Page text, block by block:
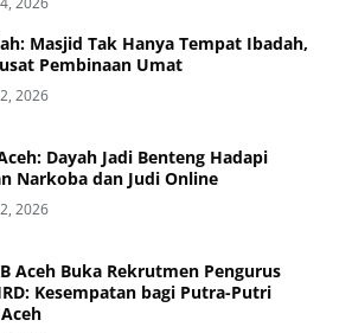
Masjid Tak Hanya Tempat Ibadah,
Pembinaan Umat
2026
Dayah Jadi Benteng Hadapi
Narkoba dan Judi Online
2026
Aceh Buka Rekrutmen Pengurus
Kesempatan bagi Putra-Putri